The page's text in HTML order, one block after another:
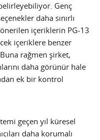
Genç
daha sınırlı
içeriklerin PG-13
içeriklere benzer
rağmen şirket,
daha görünür hale
ek bir kontrol
geçen yıl küresel
daha korumalı